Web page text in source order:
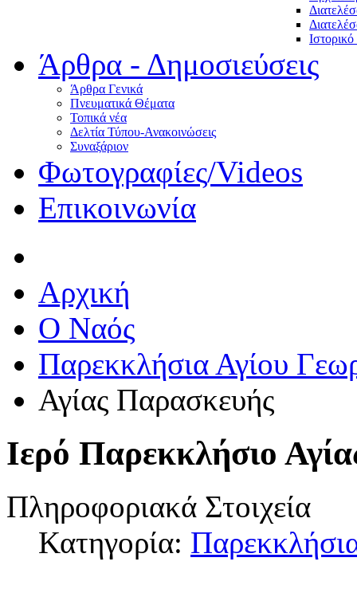
Άρθρα - Δημοσιεύσεις
Άρθρα Γενικά
Πνευματικά Θέματα
Τοπικά νέα
Δελτία Τύπου-Ανακοινώσεις
Συναξάριον
Φωτογραφίες/Videos
Επικοινωνία
Αρχική
O Ναός
Παρεκκλήσια Αγίου
Αγίας Παρασκευής
Ιερό Παρεκκλήσιο
Πληροφοριακά Στοιχεία
Κατηγορία: